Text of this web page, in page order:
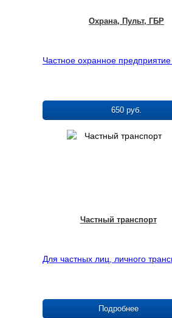
Охрана, Пульт, ГБР
Частное охранное
650 руб.
Частный транспорт
Для частных лиц, личного
Подробнее